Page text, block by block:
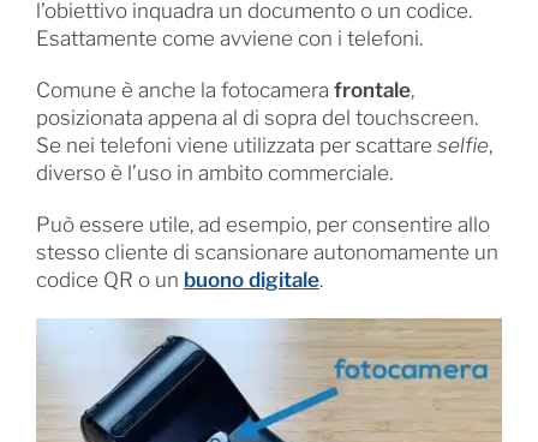
l’obiettivo inquadra un documento o un codice.
Esattamente come avviene con i telefoni.
Comune è anche la fotocamera frontale,
posizionata appena al di sopra del touchscreen.
Se nei telefoni viene utilizzata per scattare selfie,
diverso è l’uso in ambito commerciale.
Può essere utile, ad esempio, per consentire allo
stesso cliente di scansionare autonomamente un
codice QR o un buono digitale.